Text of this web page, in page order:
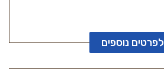
לפרטים נוספים